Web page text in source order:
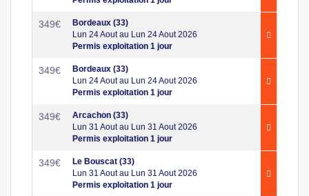
349€
Bordeaux (33)
Lun 24 Aout au Lun 24 Aout 2026
Permis exploitation 1 jour
349€
Bordeaux (33)
Lun 24 Aout au Lun 24 Aout 2026
Permis exploitation 1 jour
349€
Arcachon (33)
Lun 31 Aout au Lun 31 Aout 2026
Permis exploitation 1 jour
349€
Le Bouscat (33)
Lun 31 Aout au Lun 31 Aout 2026
Permis exploitation 1 jour